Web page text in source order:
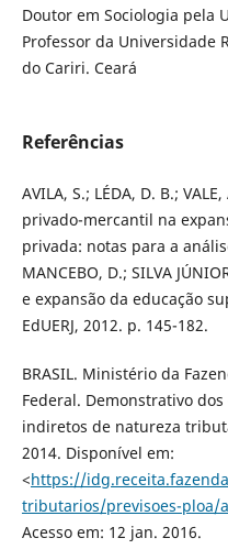
Doutor em Sociologia pela
Professor da Universidade
do Cariri. Ceará
Referências
AVILA, S.; LÉDA, D. B.;
privado-mercantil na
privada: notas para a
MANCEBO, D.; SILVA
e expansão da educação
EdUERJ, 2012. p. 145-182.
BRASIL. Ministério da
Federal. Demonstrativo
indiretos de natureza
2014. Disponível em:
<https://
tributarios/previsoes-ploa/
Acesso em: 12 jan. 2016.